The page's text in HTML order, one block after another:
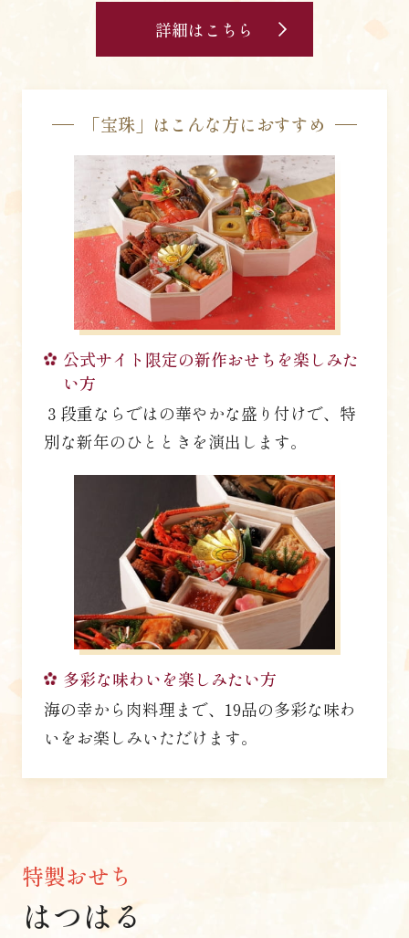
詳細はこちら
「宝珠」はこんな方におすすめ
公式サイト限定の新作おせちを楽しみた
い方
３段重ならではの華やかな盛り付けで、特
別な新年のひとときを演出します。
多彩な味わいを楽しみたい方
海の幸から肉料理まで、19品の多彩な味わ
いをお楽しみいただけます。
特製おせち
はつはる